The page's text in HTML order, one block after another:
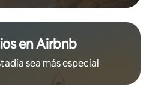
en Airbnb
sea más especial